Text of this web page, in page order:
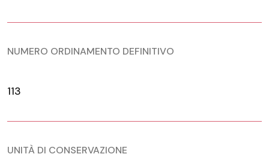
NUMERO ORDINAMENTO DEFINITIVO
113
UNITÀ DI CONSERVAZIONE